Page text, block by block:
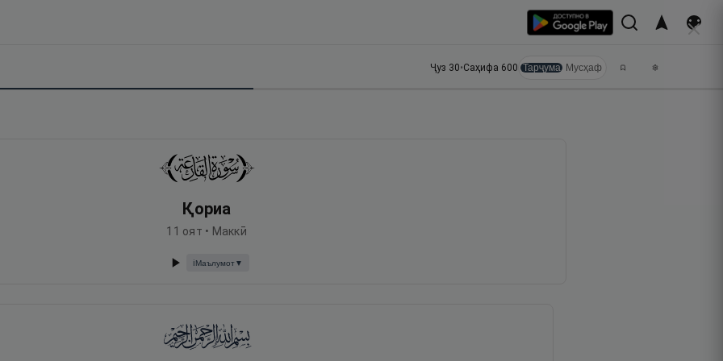
Ҷуз 30•Саҳифа 600 Тарҷума Мусҳаф
Қориа
11 оят • Маккӣ
ℹ️Маълумот▼